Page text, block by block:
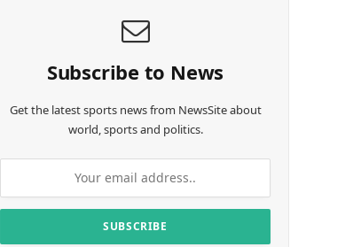
Subscribe to News
Get the latest sports news from NewsSite about
world, sports and politics.